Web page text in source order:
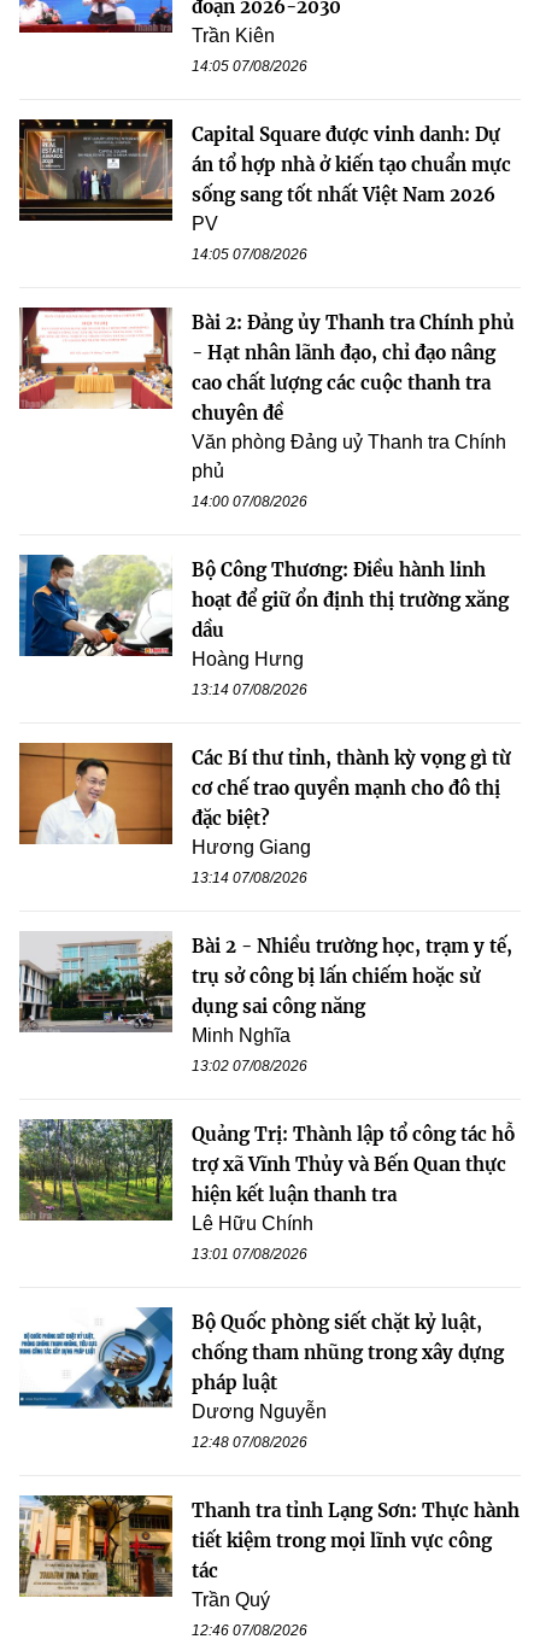
đoạn 2026-2030
Trần Kiên
14:05 07/08/2026
Capital Square được vinh danh: Dự
án tổ hợp nhà ở kiến tạo chuẩn mực
sống sang tốt nhất Việt Nam 2026
PV
14:05 07/08/2026
Bài 2: Đảng ủy Thanh tra Chính phủ
- Hạt nhân lãnh đạo, chỉ đạo nâng
cao chất lượng các cuộc thanh tra
chuyên đề
Văn phòng Đảng uỷ Thanh tra Chính
phủ
14:00 07/08/2026
Bộ Công Thương: Điều hành linh
hoạt để giữ ổn định thị trường xăng
dầu
Hoàng Hưng
13:14 07/08/2026
Các Bí thư tỉnh, thành kỳ vọng gì từ
cơ chế trao quyền mạnh cho đô thị
đặc biệt?
Hương Giang
13:14 07/08/2026
Bài 2 - Nhiều trường học, trạm y tế,
trụ sở công bị lấn chiếm hoặc sử
dụng sai công năng
Minh Nghĩa
13:02 07/08/2026
Quảng Trị: Thành lập tổ công tác hỗ
trợ xã Vĩnh Thủy và Bến Quan thực
hiện kết luận thanh tra
Lê Hữu Chính
13:01 07/08/2026
Bộ Quốc phòng siết chặt kỷ luật,
chống tham nhũng trong xây dựng
pháp luật
Dương Nguyễn
12:48 07/08/2026
Thanh tra tỉnh Lạng Sơn: Thực hành
tiết kiệm trong mọi lĩnh vực công
tác
Trần Quý
12:46 07/08/2026